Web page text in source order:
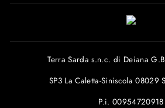
Terra Sarda s.n.c. di Deiana
SP3 La Caletta-Siniscola 08029
P.i. 00954720918